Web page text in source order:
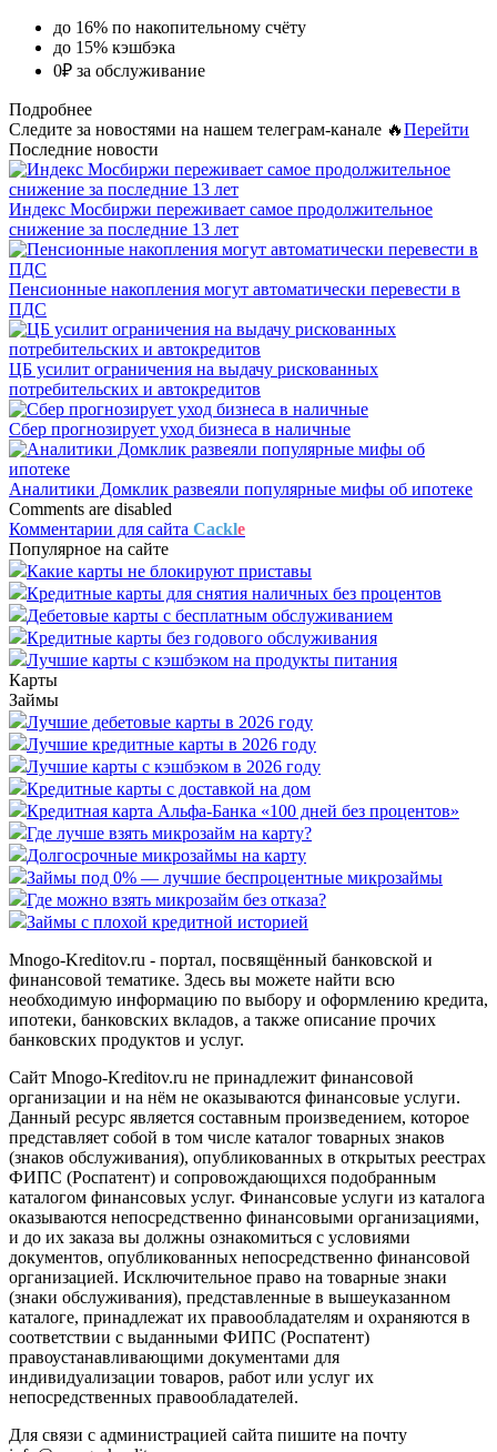
до 16% по накопительному счёту
до 15% кэшбэка
0₽ за обслуживание
Подробнее
Следите за новостями на нашем телеграм-канале 🔥Перейти
Последние новости
Индекс Мосбиржи переживает самое продолжительное
снижение за последние 13 лет
Пенсионные накопления могут автоматически перевести в
ПДС
ЦБ усилит ограничения на выдачу рискованных
потребительских и автокредитов
Сбер прогнозирует уход бизнеса в наличные
Аналитики Домклик развеяли популярные мифы об ипотеке
Comments are disabled
Комментарии для сайта Cackle
Популярное на сайте
Какие карты не блокируют приставы
Кредитные карты для снятия наличных без процентов
Дебетовые карты с бесплатным обслуживанием
Кредитные карты без годового обслуживания
Лучшие карты с кэшбэком на продукты питания
Карты
Займы
Лучшие дебетовые карты в 2026 году
Лучшие кредитные карты в 2026 году
Лучшие карты с кэшбэком в 2026 году
Кредитные карты с доставкой на дом
Кредитная карта Альфа-Банка «100 дней без процентов»
Где лучше взять микрозайм на карту?
Долгосрочные микрозаймы на карту
Займы под 0% — лучшие беспроцентные микрозаймы
Где можно взять микрозайм без отказа?
Займы с плохой кредитной историей
Mnogo-Kreditov.ru - портал, посвящённый банковской и
финансовой тематике. Здесь вы можете найти всю
необходимую информацию по выбору и оформлению кредита,
ипотеки, банковских вкладов, а также описание прочих
банковских продуктов и услуг.
Сайт Mnogo-Kreditov.ru не принадлежит финансовой
организации и на нём не оказываются финансовые услуги.
Данный ресурс является составным произведением, которое
представляет собой в том числе каталог товарных знаков
(знаков обслуживания), опубликованных в открытых реестрах
ФИПС (Роспатент) и сопровождающихся подобранным
каталогом финансовых услуг. Финансовые услуги из каталога
оказываются непосредственно финансовыми организациями,
и до их заказа вы должны ознакомиться с условиями
документов, опубликованных непосредственно финансовой
организацией. Исключительное право на товарные знаки
(знаки обслуживания), представленные в вышеуказанном
каталоге, принадлежат их правообладателям и охраняются в
соответствии с выданными ФИПС (Роспатент)
правоустанавливающими документами для
индивидуализации товаров, работ или услуг их
непосредственных правообладателей.
Для связи с администрацией сайта пишите на почту